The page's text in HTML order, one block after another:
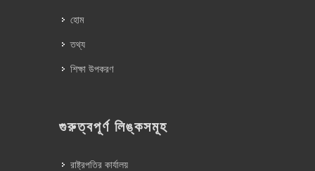
হোম
তথ্য
শিক্ষা উপকরণ
গুরুত্বপূর্ণ লিঙ্কসমূহ
রাষ্ট্রপতির কার্যালয়